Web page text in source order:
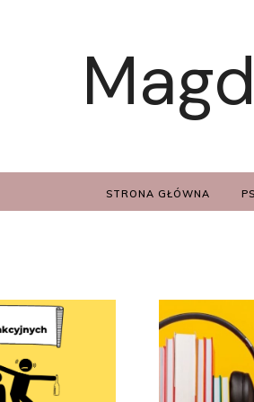
STRONA GŁÓWNA